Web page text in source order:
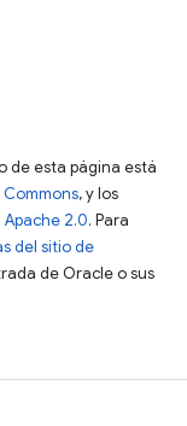
de esta página está
, y los
2.0. Para
del sitio de
de Oracle o sus